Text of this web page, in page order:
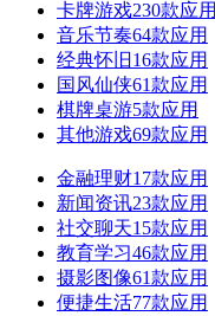
卡牌游戏230款应用
音乐节奏64款应用
经典怀旧 16款应用
国风仙侠61款应用
棋牌桌游5款应用
其他游戏69款应用
金融理财17款应用
新闻资讯23款应用
社交聊天15款应用
教育学习46款应用
摄影图像61款应用
便捷生活77款应用